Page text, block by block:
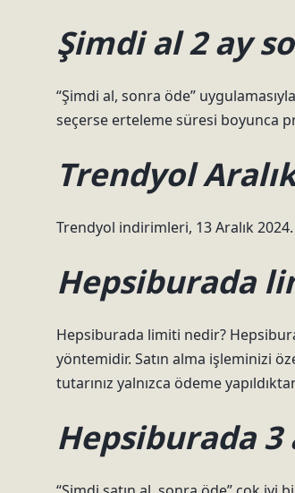
Şimdi al 2 ay
“Şimdi al, sonra öde”
seçerse erteleme süresi boyunca
Trendyol
Trendyol indirimleri, 13 Aralık 2024.
Hepsiburada
Hepsiburada limiti nedir?
yöntemidir. Satın alma işleminizi
tutarınız yalnızca ödeme
Hepsiburada